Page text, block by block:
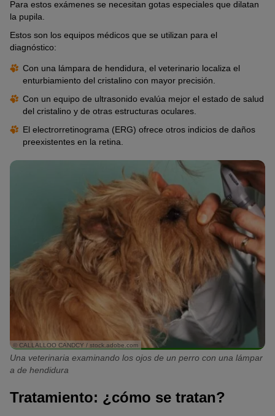
Para estos exámenes se necesitan gotas especiales que dilatan
la pupila.
Estos son los equipos médicos que se utilizan para el
diagnóstico:
Con una lámpara de hendidura, el veterinario localiza el
enturbiamiento del cristalino con mayor precisión.
Con un equipo de ultrasonido evalúa mejor el estado de salud
del cristalino y de otras estructuras oculares.
El electrorretinograma (ERG) ofrece otros indicios de daños
preexistentes en la retina.
© CALLALLOO CANDCY / stock.adobe.com
Una veterinaria examinando los ojos de un perro con una lámpar
a de hendidura
Tratamiento: ¿cómo se tratan?